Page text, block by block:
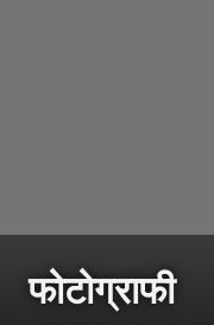
फोटोग्राफी